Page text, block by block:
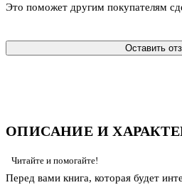
ОПИСАНИЕ И
Читайте и помогайте!
Перед вами книга, которая будет
Это поможет другим покупателям
Оставить